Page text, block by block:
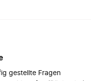
gestellte Fragen